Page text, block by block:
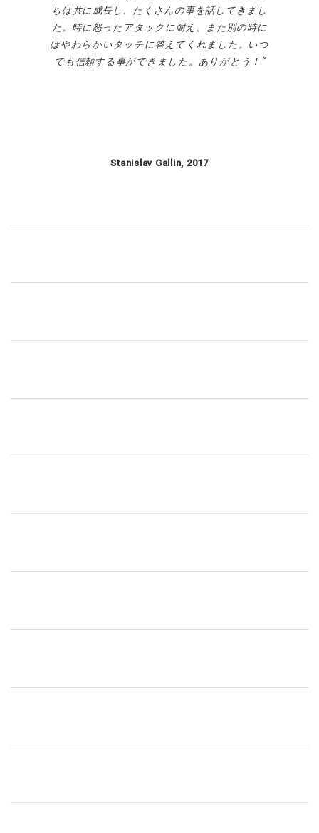
ちは共に成長し、たくさんの事を話してきまし
た。時に怒ったアタックに耐え、また別の時に
はやわらかいタッチに答えてくれました。いつ
でも信頼する事ができました。ありがとう！
Stanislav Gallin, 2017